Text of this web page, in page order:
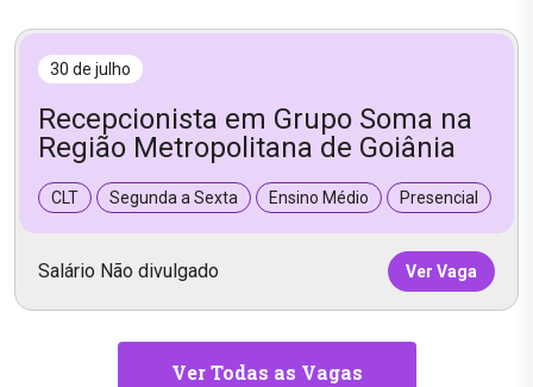
30 de julho
Recepcionista em Grupo Soma na
Região Metropolitana de Goiânia
CLT Segunda a Sexta Ensino Médio Presencial
Salário Não divulgado Ver Vaga
Ver Todas as Vagas